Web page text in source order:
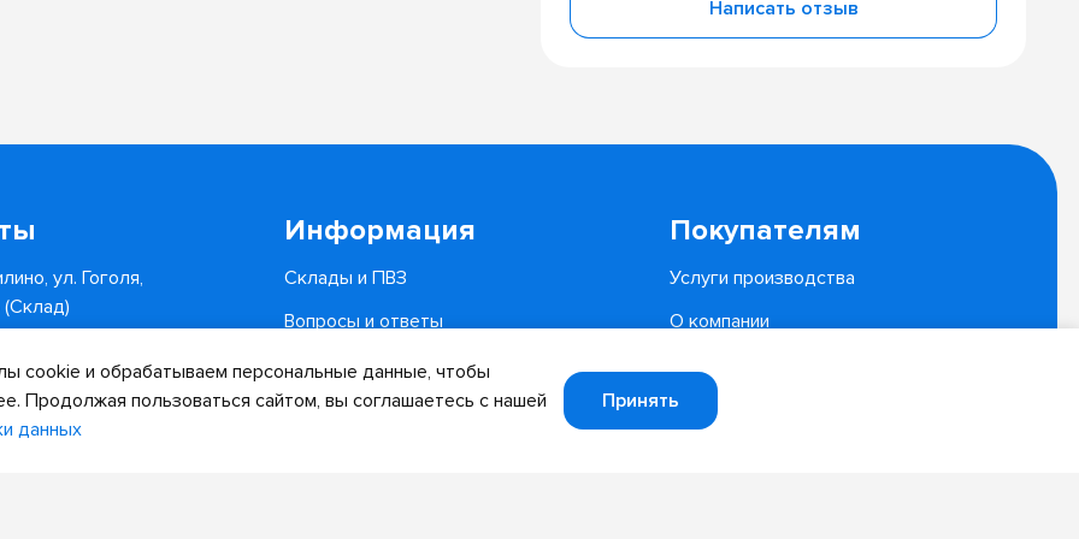
Написать отзыв
ул. Гоголя,
(Склад)
Информация
Склады и ПВЗ
Вопросы и ответы
Доставка и оплата
Покупателям
Услуги производства
О компании
cookie и обрабатываем персональные данные, чтобы
Продолжая пользоваться сайтом, вы соглашаетесь с нашей
данных
Принять